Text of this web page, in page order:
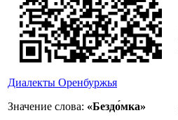
Диалекты Оренбуржья
Значение слова: «Бездо́мка»